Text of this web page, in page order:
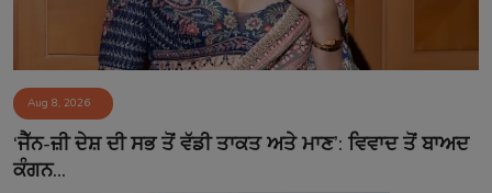
Aug 8, 2026
‘ਜੈੱਨ-ਜ਼ੀ ਦੇਸ਼ ਦੀ ਸਭ ਤੋਂ ਵੱਡੀ ਤਾਕਤ ਅਤੇ ਮਾਣ’: ਵਿਵਾਦ ਤੋਂ ਬਾਅਦ
ਕੰਗਨ...